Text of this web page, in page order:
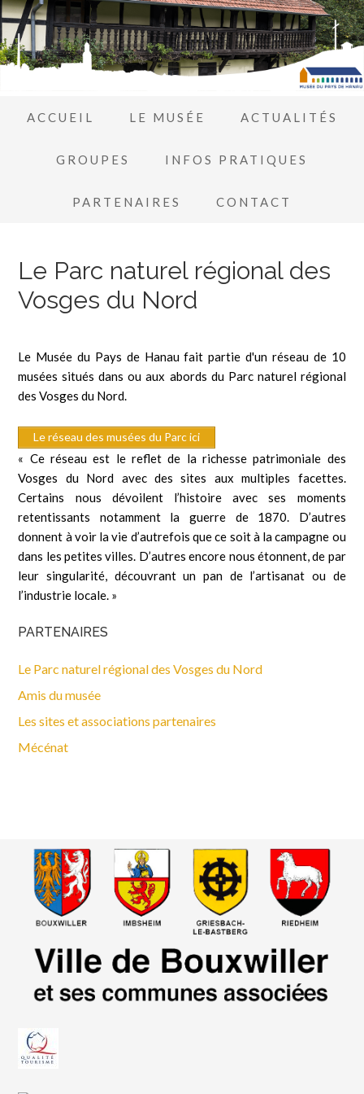
ACCUEIL LE MUSÉE ACTUALITÉS
GROUPES INFOS PRATIQUES
PARTENAIRES CONTACT
Le Parc naturel régional des
Vosges du Nord
Le Musée du Pays de Hanau fait partie d'un réseau de 10
musées situés dans ou aux abords du Parc naturel régional
des Vosges du Nord.
Le réseau des musées du Parc ici
« Ce réseau est le reflet de la richesse patrimoniale des
Vosges du Nord avec des sites aux multiples facettes.
Certains nous dévoilent l’histoire avec ses moments
retentissants notamment la guerre de 1870. D’autres
donnent à voir la vie d’autrefois que ce soit à la campagne ou
dans les petites villes. D’autres encore nous étonnent, de par
leur singularité, découvrant un pan de l’artisanat ou de
l’industrie locale. »
PARTENAIRES
Le Parc naturel régional des Vosges du Nord
Amis du musée
Les sites et associations partenaires
Mécénat